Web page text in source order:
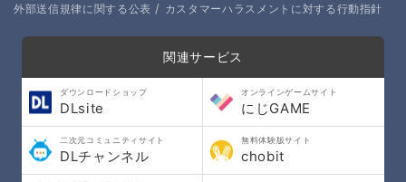
外部送信規律に関する公表 / カスタマーハラスメントに対する行動指針
関連サービス
ダウンロードショップ
DLsite
オンラインゲームサイト
にじGAME
二次元コミュニティサイト
DLチャンネル
無料体験版サイト
chobit